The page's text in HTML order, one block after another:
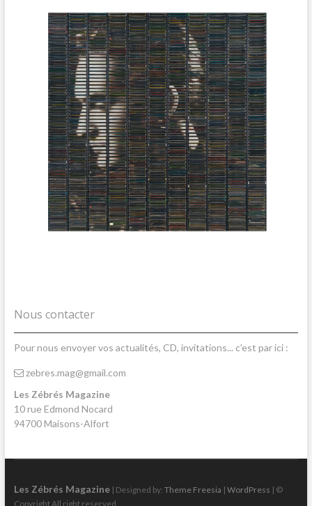
Nous contacter
Pour nous envoyer vos actualités, CD, invitations... c'est par ici :
zebres.mag@gmail.com
Les Zébrés Magazine
10 rue Edmond Nocard
94700 Maisons-Alfort
Les Zébrés Magazine| Designed by: Theme Freesia | WordPress | ©
Copyright All right reserved